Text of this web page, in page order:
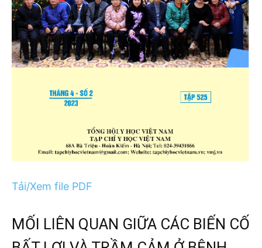
Tải/Xem file PDF
MỐI LIÊN QUAN GIỮA CÁC BIẾN CỐ